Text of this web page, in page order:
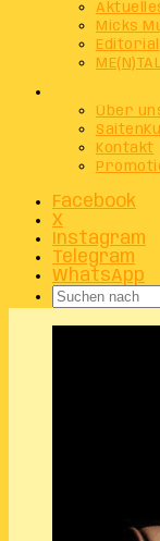
Micks
Editorial
Über
Kontakt
Facebook
X
Instagram
Telegram
WhatsApp